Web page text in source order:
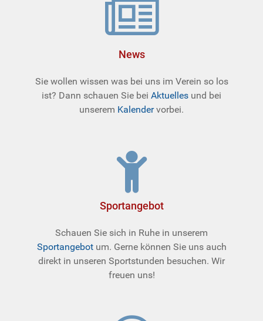
News
Sie wollen wissen was bei uns im Verein so los
ist? Dann schauen Sie bei Aktuelles und bei
unserem Kalendervorbei.
Sportangebot
Schauen Sie sich in Ruhe in unserem
Sportangebotum. Gerne können Sie uns auch
direkt in unseren Sportstunden besuchen. Wir
freuen uns!